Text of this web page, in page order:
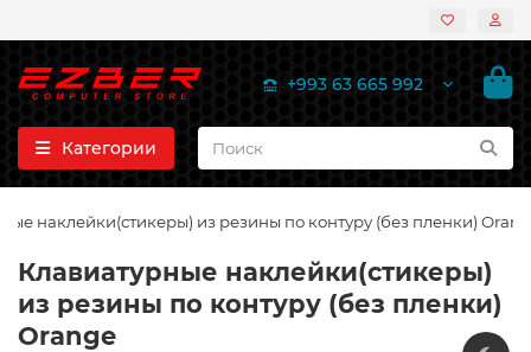
+993 63 665 992
Категории
наклейки(стикеры) из резины по контуру (без пленки)
Клавиатурные наклейки(стикеры)
из резины по контуру (без пленки)
Orange